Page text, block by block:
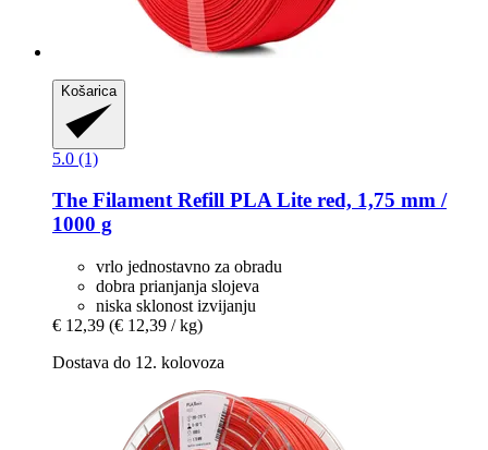
Košarica
5.0 (1)
The FilamentRefill PLA Lite red, 1,75 mm /
1000 g
vrlo jednostavno za obradu
dobra prianjanja slojeva
niska sklonost izvijanju
€ 12,39 (€ 12,39 / kg)
Dostava do 12. kolovoza